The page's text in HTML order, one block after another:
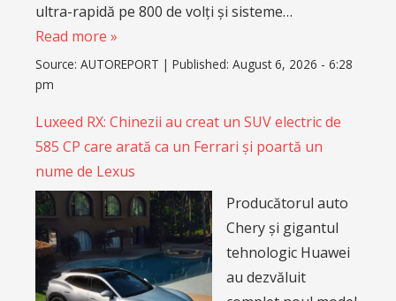
ultra-rapidă pe 800 de volți și sisteme…
Read more »
Source: AUTOREPORT | Published: August 6, 2026 - 6:28
pm
Luxeed RX: Chinezii au creat un SUV electric de
585 CP care arată ca un Ferrari și poartă un
nume de Lexus
Producătorul auto
Chery și gigantul
tehnologic Huawei
au dezvăluit